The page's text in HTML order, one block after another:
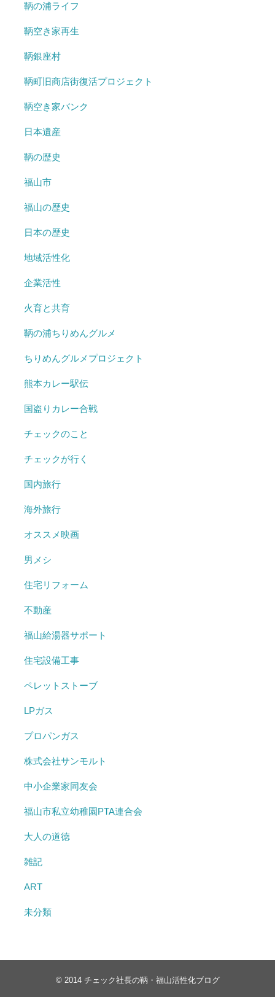
鞆の浦ライフ
鞆空き家再生
鞆銀座村
鞆町旧商店街復活プロジェクト
鞆空き家バンク
日本遺産
鞆の歴史
福山市
福山の歴史
日本の歴史
地域活性化
企業活性
火育と共育
鞆の浦ちりめんグルメ
ちりめんグルメプロジェクト
熊本カレー駅伝
国盗りカレー合戦
チェックのこと
チェックが行く
国内旅行
海外旅行
オススメ映画
男メシ
住宅リフォーム
不動産
福山給湯器サポート
住宅設備工事
ペレットストーブ
LPガス
プロパンガス
株式会社サンモルト
中小企業家同友会
福山市私立幼稚園PTA連合会
大人の道徳
雑記
ART
未分類
© 2014 チェック社長の鞆・福山活性化ブログ